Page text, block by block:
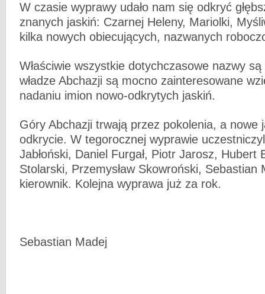
W czasie wyprawy udało nam się odkryć
znanych jaskiń: Czarnej Heleny, Mariolki,
kilka nowych obiecujących, nazwanych
Właściwie wszystkie dotychczasowe nazwy
władze Abchazji są mocno zainteresowane
nadaniu imion nowo-odkrytych jaskiń.
Góry Abchazji trwają przez pokolenia, a nowe
odkrycie. W tegorocznej wyprawie
Jabłoński, Daniel Furgał, Piotr Jarosz, Hubert
Stolarski, Przemysław Skowroński, Sebastian
kierownik. Kolejna wyprawa już za rok.
Sebastian Madej